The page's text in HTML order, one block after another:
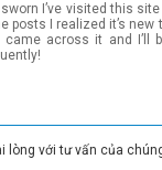
I’ve visited this
posts I realized it’s new
came across it and I’ll
lòng với tư vấn của